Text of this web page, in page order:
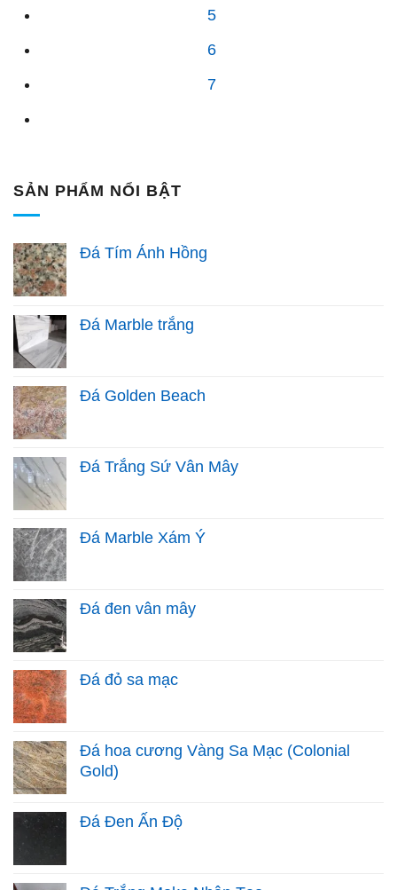
5
6
7
SẢN PHẨM NỔI BẬT
Đá Tím Ánh Hồng
Đá Marble trắng
Đá Golden Beach
Đá Trắng Sứ Vân Mây
Đá Marble Xám Ý
Đá đen vân mây
Đá đỏ sa mạc
Đá hoa cương Vàng Sa Mạc (Colonial
Gold)
Đá Đen Ấn Độ